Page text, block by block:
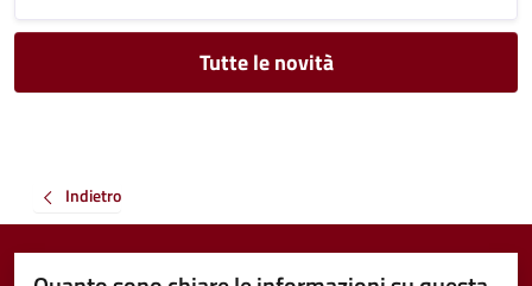
Tutte le novità
Indietro